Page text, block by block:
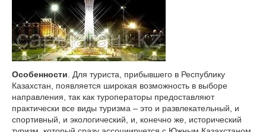
Особенности . Для туриста, прибывшего в Республику
Казахстан, появляется широкая возможность в выборе
направления, так как туроператоры предоставляют
практически все виды туризма – это и развлекательный, и
спортивный, и экологический, и, конечно же, исторический